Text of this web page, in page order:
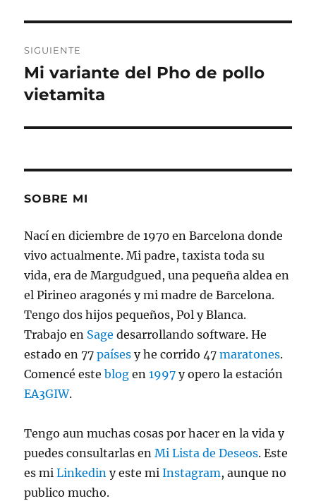
SIGUIENTE
Entrada
siguiente:
Mi variante del Pho de pollo
vietamita
SOBRE MI
Nací en diciembre de 1970 en Barcelona donde
vivo actualmente. Mi padre, taxista toda su
vida, era de Margudgued, una pequeña aldea en
el Pirineo aragonés y mi madre de Barcelona.
Tengo dos hijos pequeños, Pol y Blanca.
Trabajo en Sage desarrollando software. He
estado en 77países y he corrido 47maratones.
Comencé esteblog en1997 y opero la estación
EA3GIW.
Tengo aun muchas cosas por hacer en la vida y
puedes consultarlas enMi Lista de Deseos. Este
es miLinkedin y este miInstagram, aunque no
publico mucho.